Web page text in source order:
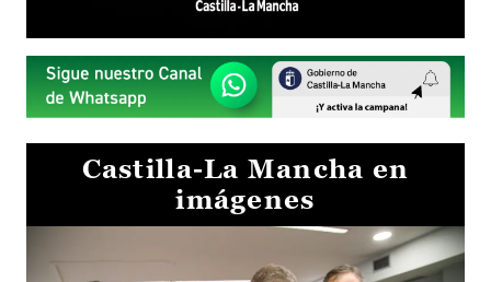
Castilla-La Mancha en
imágenes